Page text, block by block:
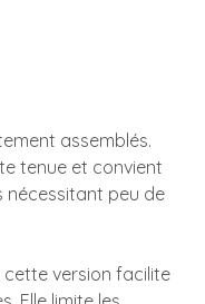
assemblés.
tenue et convient
nécessitant peu de
cette version facilite